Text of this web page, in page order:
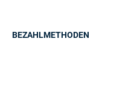
BEZAHLMETHODEN